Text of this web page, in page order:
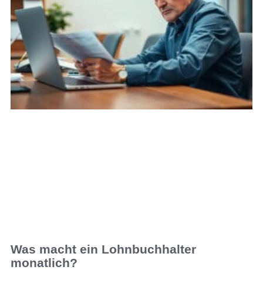
Was macht ein Lohnbuchhalter
monatlich?